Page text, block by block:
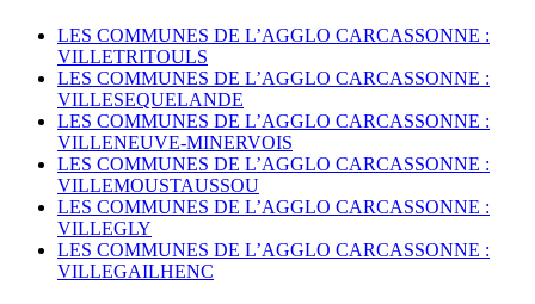
LES COMMUNES DE L’AGGLO CARCASSONNE :
VILLETRITOULS
LES COMMUNES DE L’AGGLO CARCASSONNE :
VILLESEQUELANDE
LES COMMUNES DE L’AGGLO CARCASSONNE :
VILLENEUVE-MINERVOIS
LES COMMUNES DE L’AGGLO CARCASSONNE :
VILLEMOUSTAUSSOU
LES COMMUNES DE L’AGGLO CARCASSONNE :
VILLEGLY
LES COMMUNES DE L’AGGLO CARCASSONNE :
VILLEGAILHENC